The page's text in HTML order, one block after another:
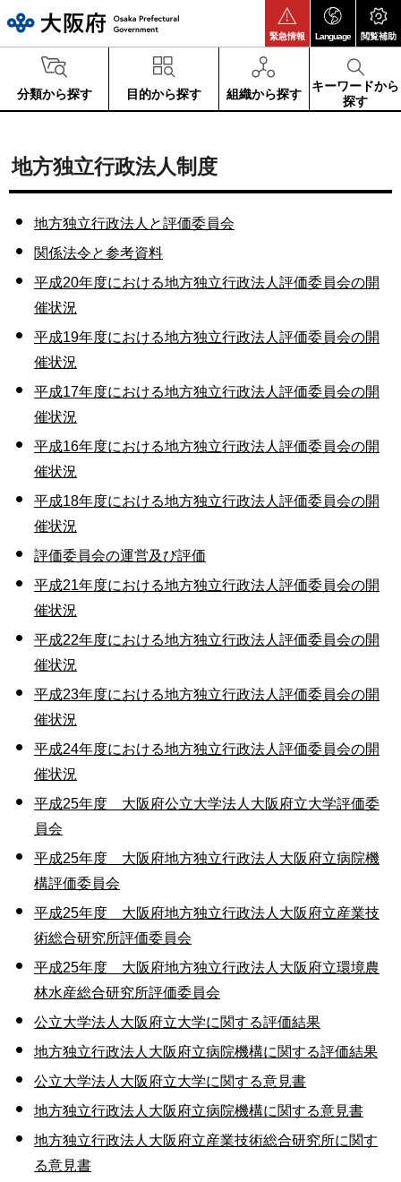
緊急情報 Language 閲覧補助
分類から探す 目的から探す 組織から探す
キーワードから
探す
地方独立行政法人制度
地方独立行政法人と評価委員会
関係法令と参考資料
平成20年度における地方独立行政法人評価委員会の開
催状況
平成19年度における地方独立行政法人評価委員会の開
催状況
平成17年度における地方独立行政法人評価委員会の開
催状況
平成16年度における地方独立行政法人評価委員会の開
催状況
平成18年度における地方独立行政法人評価委員会の開
催状況
評価委員会の運営及び評価
平成21年度における地方独立行政法人評価委員会の開
催状況
平成22年度における地方独立行政法人評価委員会の開
催状況
平成23年度における地方独立行政法人評価委員会の開
催状況
平成24年度における地方独立行政法人評価委員会の開
催状況
平成25年度 大阪府公立大学法人大阪府立大学評価委
員会
平成25年度 大阪府地方独立行政法人大阪府立病院機
構評価委員会
平成25年度 大阪府地方独立行政法人大阪府立産業技
術総合研究所評価委員会
平成25年度 大阪府地方独立行政法人大阪府立環境農
林水産総合研究所評価委員会
公立大学法人大阪府立大学に関する評価結果
地方独立行政法人大阪府立病院機構に関する評価結果
公立大学法人大阪府立大学に関する意見書
地方独立行政法人大阪府立病院機構に関する意見書
地方独立行政法人大阪府立産業技術総合研究所に関す
る意見書